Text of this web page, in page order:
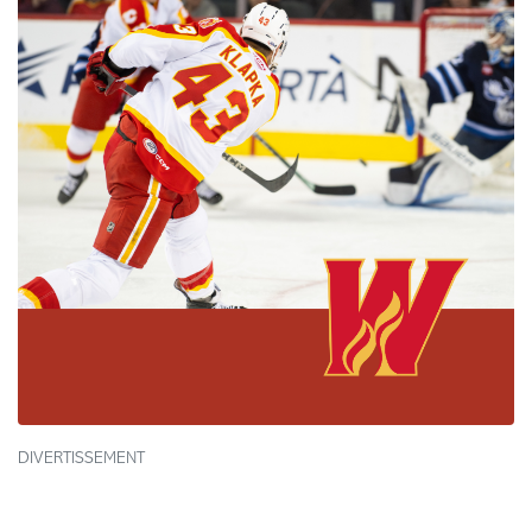
DIVERTISSEMENT